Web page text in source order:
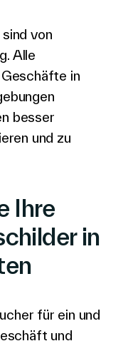
von
Alle
Geschäfte in
besser
und zu
Ihre
in
für ein und
und